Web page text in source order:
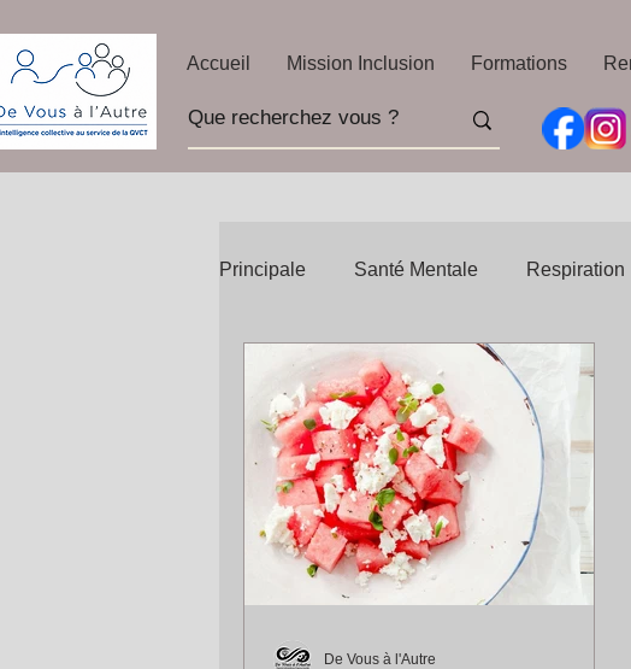
Accueil Mission Inclusion Formations
Principale Santé Mentale Respiration
Recettes Bien Être Citations
De Vous à l'Autre